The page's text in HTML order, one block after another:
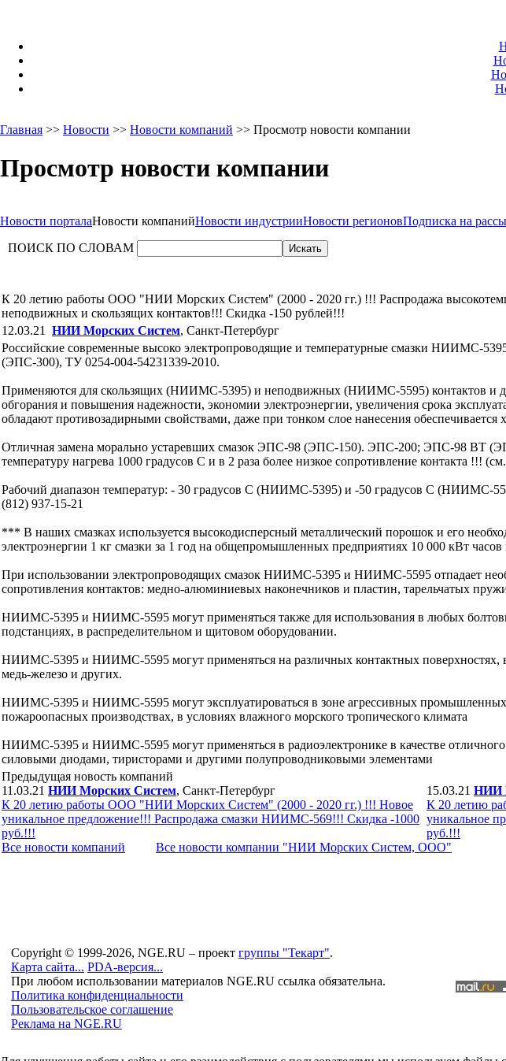
Главная >> Новости >> Новости компаний >> Просмотр новости компании
Просмотр новости компании
Новости порталаНовости компанийНовости индустрииНовости регионовПодписка на
ПОИСК ПО СЛОВАМ
К 20 летию работы ООО "НИИ Морских Систем" (2000 - 2020 гг.) !!! Распродажа
неподвижных и скользящих контактов!!! Скидка -150 рублей!!!
12.03.21 НИИ Морских Систем, Санкт-Петербург
Российские современные высоко электропроводящие и температурные смазки
(ЭПС-300), ТУ 0254-004-54231339-2010.
Применяются для скользящих (НИИМС-5395) и неподвижных (НИИМС-5595) контактов и
обгорания и повышения надежности, экономии электроэнергии, увеличения срока
обладают противозадирными свойствами, даже при тонком слое нанесения обеспечивается
Отличная замена морально устаревших смазок ЭПС-98 (ЭПС-150). ЭПС-200; ЭПС-98
температуру нагрева 1000 градусов С и в 2 раза более низкое сопротивление контакта !!!
Рабочий диапазон температур: - 30 градусов С (НИИМС-5395) и -50 градусов С (НИИМС-
(812) 937-15-21
*** В наших смазках используется высокодисперсный металлический порошок и его
электроэнергии 1 кг смазки за 1 год на общепромышленных предприятиях 10 000 кВт
При использовании электропроводящих смазок НИИМС-5395 и НИИМС-5595 отпадает
сопротивления контактов: медно-алюминиевых наконечников и пластин, тарельчатых
НИИМС-5395 и НИИМС-5595 могут применяться также для использования в любых
подстанциях, в распределительном и щитовом оборудовании.
НИИМС-5395 и НИИМС-5595 могут применяться на различных контактных
медь-железо и других.
НИИМС-5395 и НИИМС-5595 могут эксплуатироваться в зоне агрессивных
пожароопасных производствах, в условиях влажного морского тропического климата
НИИМС-5395 и НИИМС-5595 могут применяться в радиоэлектронике в качестве
силовыми диодами, тиристорами и другими полупроводниковыми элементами
Предыдущая новость компаний
11.03.21 НИИ Морских Систем, Санкт-Петербург
К 20 летию работы ООО "НИИ Морских Систем" (2000 - 2020 гг.) !!! Новое
уникальное предложение!!! Распродажа смазки НИИМС-569!!! Скидка -1000
руб.!!!
15.03.21 НИИ
К 20 летию
уникальное
руб.!!!
Все новости компaний
Все новости компaнии "НИИ Морских Систем, ООО"
Copyright © 1999-2026, NGE.RU – проект группы "Текарт".
Карта сайта... PDA-версия...
При любом использовании материалов NGE.RU ссылка обязательна.
Политика конфиденциальности
Пользовательское соглашение
Реклама на NGE.RU